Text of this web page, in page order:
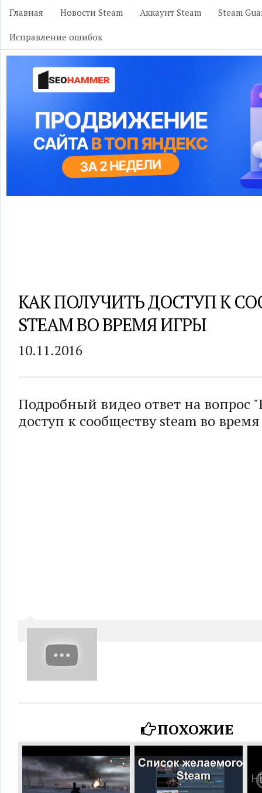
Главная Новости Steam Аккаунт Steam Steam
Исправление ошибок
КАК ПОЛУЧИТЬ ДОСТУП К
STEAM ВО ВРЕМЯ ИГРЫ
10.11.2016
Подробный видео ответ на вопрос
доступ к сообществу steam во
ПОХОЖИЕ